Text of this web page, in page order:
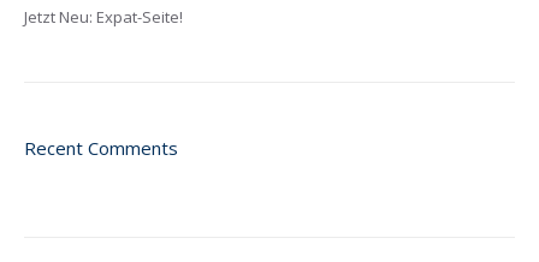
Jetzt Neu: Expat-Seite!
Recent Comments